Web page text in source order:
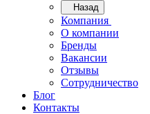
Назад
Компания
О компании
Бренды
Вакансии
Отзывы
Сотрудничество
Блог
Контакты